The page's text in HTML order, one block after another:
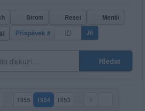
Strom Reset
Menší
Příspěvek # Jít
Hledat
1955 1954(aktuální strana)
1953 1